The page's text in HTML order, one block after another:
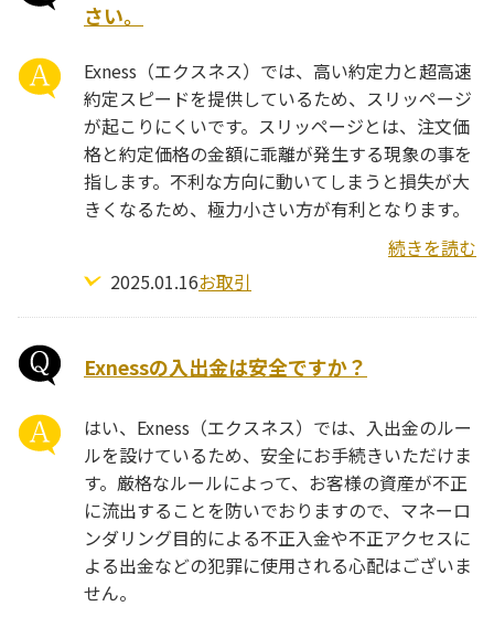
さい。
Exness（エクスネス）では、高い約定力と超高速
約定スピードを提供しているため、スリッページ
が起こりにくいです。スリッページとは、注文価
格と約定価格の金額に乖離が発生する現象の事を
指します。不利な方向に動いてしまうと損失が大
きくなるため、極力小さい方が有利となります。
続きを読む
2025.01.16お取引
Exnessの入出金は安全ですか？
はい、Exness（エクスネス）では、入出金のルー
ルを設けているため、安全にお手続きいただけま
す。厳格なルールによって、お客様の資産が不正
に流出することを防いでおりますので、マネーロ
ンダリング目的による不正入金や不正アクセスに
よる出金などの犯罪に使用される心配はございま
せん。